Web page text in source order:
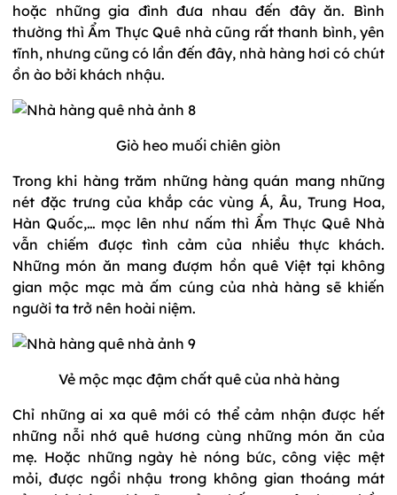
hoặc những gia đình đưa nhau đến đây ăn. Bình
thường thì Ẩm Thực Quê nhà cũng rất thanh bình, yên
tĩnh, nhưng cũng có lần đến đây, nhà hàng hơi có chút
ồn ào bởi khách nhậu.
Giò heo muối chiên giòn
Trong khi hàng trăm những hàng quán mang những
nét đặc trưng của khắp các vùng Á, Âu, Trung Hoa,
Hàn Quốc,… mọc lên như nấm thì Ẩm Thực Quê Nhà
vẫn chiếm được tình cảm của nhiều thực khách.
Những món ăn mang đượm hồn quê Việt tại không
gian mộc mạc mà ấm cúng của nhà hàng sẽ khiến
người ta trở nên hoài niệm.
Vẻ mộc mạc đậm chất quê của nhà hàng
Chỉ những ai xa quê mới có thể cảm nhận được hết
những nỗi nhớ quê hương cùng những món ăn của
mẹ. Hoặc những ngày hè nóng bức, công việc mệt
mỏi, được ngồi nhậu trong không gian thoáng mát